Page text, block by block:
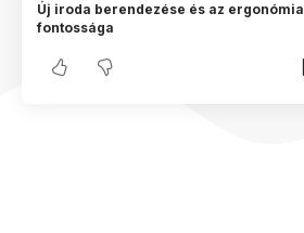
Új iroda berendezése és az ergonómia
fontossága